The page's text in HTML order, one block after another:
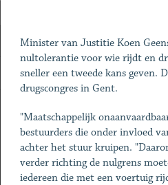
Minister van Justitie Koen
nultolerantie voor wie rijdt en
sneller een tweede kans geven.
drugscongres in Gent.
"Maatschappelijk
bestuurders die onder invloed
achter het stuur kruipen.
verder richting de nulgrens
iedereen die met een voertuig